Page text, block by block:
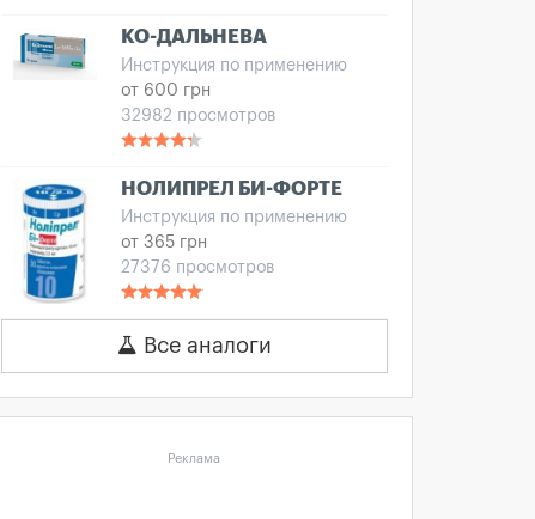
КО-ДАЛЬНЕВА
Инструкция по применению
от 600 грн
32982 просмотров
НОЛИПРЕЛ БИ-ФОРТЕ
Инструкция по применению
от 365 грн
27376 просмотров
Все аналоги
Реклама